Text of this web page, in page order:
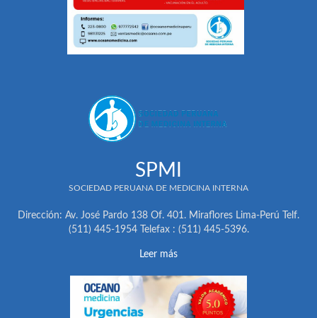
SPMI
SOCIEDAD PERUANA DE MEDICINA INTERNA
Dirección: Av. José Pardo 138 Of. 401. Miraflores Lima-Perú Telf.
(511) 445-1954 Telefax : (511) 445-5396.
Leer más